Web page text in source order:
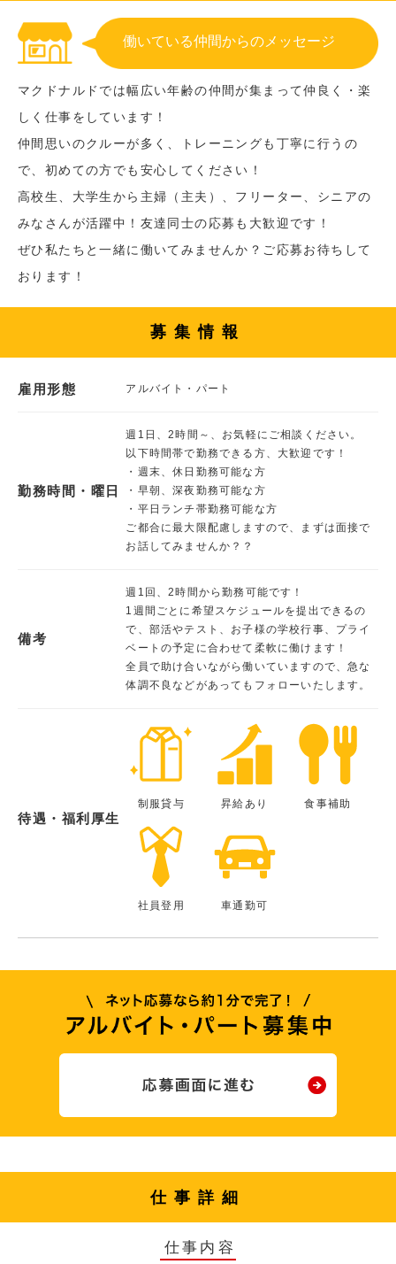
働いている仲間からのメッセージ
マクドナルドでは幅広い年齢の仲間が集まって仲良く・楽
しく仕事をしています！
仲間思いのクルーが多く、トレーニングも丁寧に行うの
で、初めての方でも安心してください！
高校生、大学生から主婦（主夫）、フリーター、シニアの
みなさんが活躍中！友達同士の応募も大歓迎です！
ぜひ私たちと一緒に働いてみませんか？ご応募お待ちして
おります！
募集情報
雇用形態 アルバイト・パート
勤務時間・曜日
週1日、2時間～、お気軽にご相談ください。
以下時間帯で勤務できる方、大歓迎です！
・週末、休日勤務可能な方
・早朝、深夜勤務可能な方
・平日ランチ帯勤務可能な方
ご都合に最大限配慮しますので、まずは面接で
お話してみませんか？？
備考
週1回、2時間から勤務可能です！
1週間ごとに希望スケジュールを提出できるの
で、部活やテスト、お子様の学校行事、プライ
ベートの予定に合わせて柔軟に働けます！
全員で助け合いながら働いていますので、急な
体調不良などがあってもフォローいたします。
待遇・福利厚生
制服貸与 昇給あり 食事補助
社員登用 車通勤可
仕事詳細
仕事内容